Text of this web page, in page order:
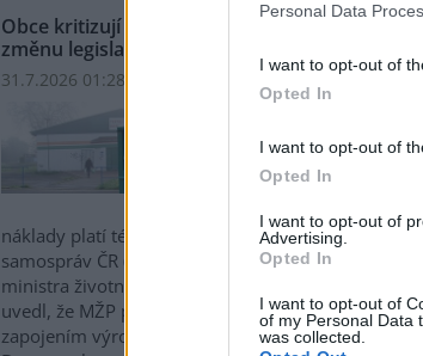
Personal Data
I want to opt-out of
Opted In
I want to opt-out of
Opted In
I want to opt-out of
Advertising.
Opted In
I want to opt-out of
of my Personal Data
was collected.
Obce kritizují drahý svoz textilního odpadu,
změnu legislativy
31.7.2026 01:28 (
Obce se potýkají
Aktuální
nehotové,
systémově
náklady platí téměř výhradně samosprávy, uvedlo
samospráv ČR (SMS ČR). Na tuto skutečnost
ministra životního prostředí Igora Červeného
uvedl, že MŽP připravuje změnu legislativy, která
zapojením výrobců do sběru, recyklace a